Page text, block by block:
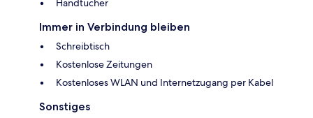
Handtücher
Immer in Verbindung bleiben
Schreibtisch
Kostenlose Zeitungen
Kostenloses WLAN und Internetzugang per Kabel
Sonstiges